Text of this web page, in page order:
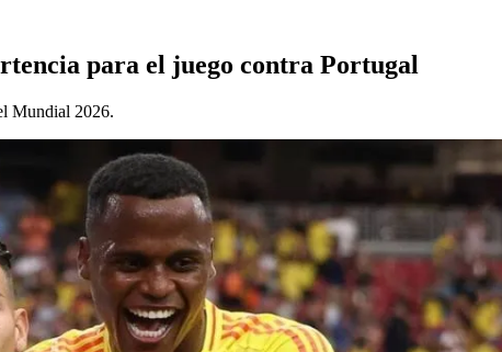
para el juego contra Portugal
Mundial 2026.